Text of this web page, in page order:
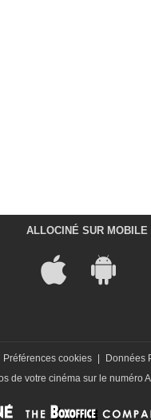
ALLOCINÉ SUR MOBILE
Préférences cookies Données
de votre cinéma sur le numéro